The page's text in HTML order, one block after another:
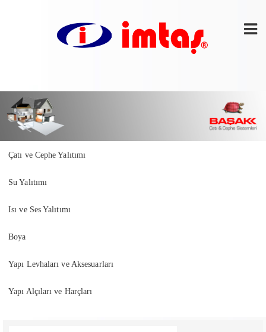
Çatı ve Cephe Yalıtımı
Su Yalıtımı
Isı ve Ses Yalıtımı
Boya
Yapı Levhaları ve Aksesuarları
Yapı Alçıları ve Harçları